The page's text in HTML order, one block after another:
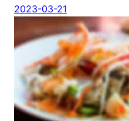
2023-03-21